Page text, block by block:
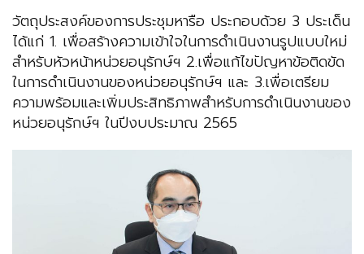
วัตถุประสงค์ของการประชุมหารือ ประกอบด้วย 3 ประเด็น
ได้แก่ 1. เพื่อสร้างความเข้าใจในการดำเนินงานรูปแบบใหม่
สำหรับหัวหน้าหน่วยอนุรักษ์ฯ 2.เพื่อแก้ไขปัญหาข้อติดขัด
ในการดำเนินงานของหน่วยอนุรักษ์ฯ และ 3.เพื่อเตรียม
ความพร้อมและเพิ่มประสิทธิภาพสำหรับการดำเนินงานของ
หน่วยอนุรักษ์ฯ ในปีงบประมาณ 2565